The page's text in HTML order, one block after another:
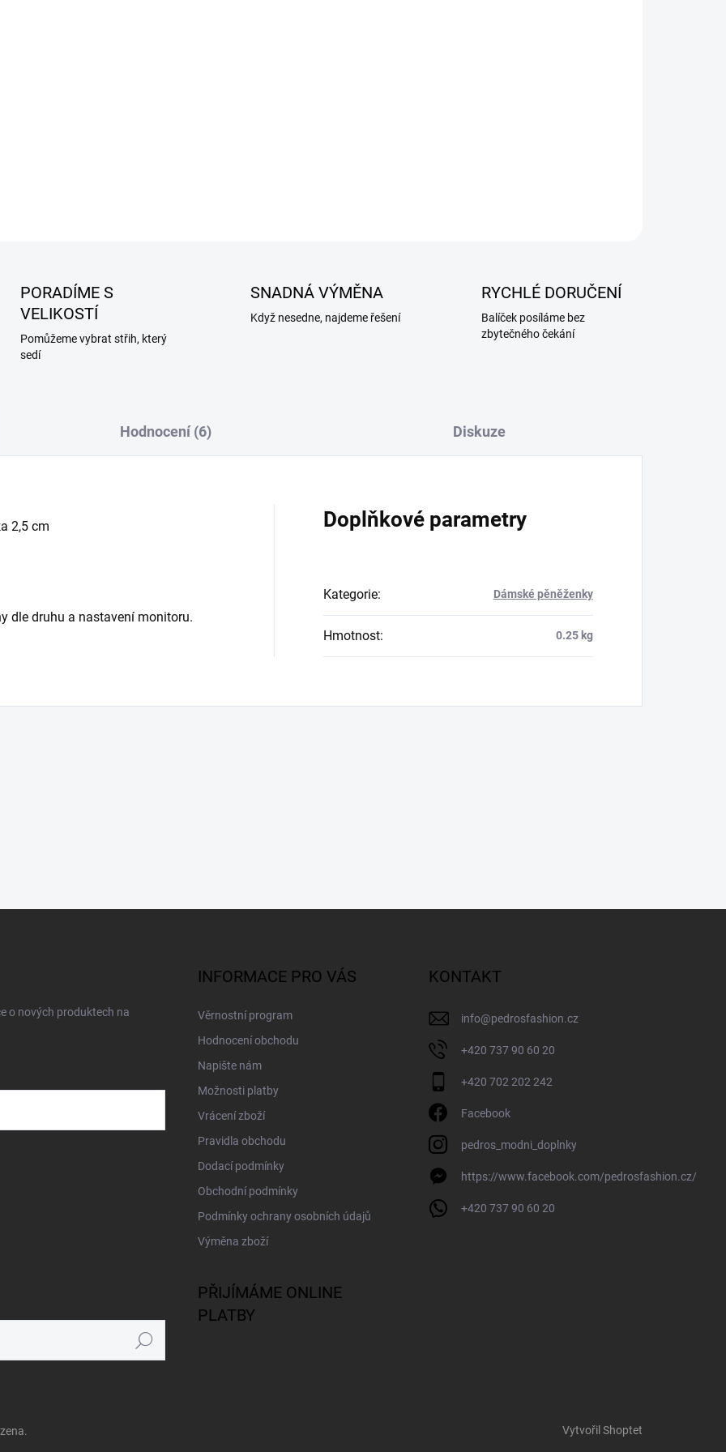
PORADÍME S
VELIKOSTÍ
Pomůžeme vybrat střih, který
sedí
SNADNÁ VÝMĚNA
Když nesedne, najdeme řešení
RYCHLÉ DORUČENÍ
Balíček posíláme bez
zbytečného čekání
Hodnocení (6) Diskuze
2,5 cm
dle druhu a nastavení monitoru.
Doplňkové parametry
Kategorie: Dámské pěněženky
Hmotnost: 0.25 kg
o nových produktech na
INFORMACE PRO VÁS
Věrnostní program
Hodnocení obchodu
Napište nám
Možnosti platby
Vrácení zboží
Pravidla obchodu
Dodací podmínky
Obchodní podmínky
Podmínky ochrany osobních údajů
Výměna zboží
KONTAKT
info@pedrosfashion.cz
+420 737 90 60 20
+420 702 202 242
Facebook
pedros_modni_doplnky
https://www.facebook.com/pedrosfashion.cz/
+420 737 90 60 20
Hledat
PŘIJÍMÁME ONLINE
PLATBY
Vytvořil Shoptet